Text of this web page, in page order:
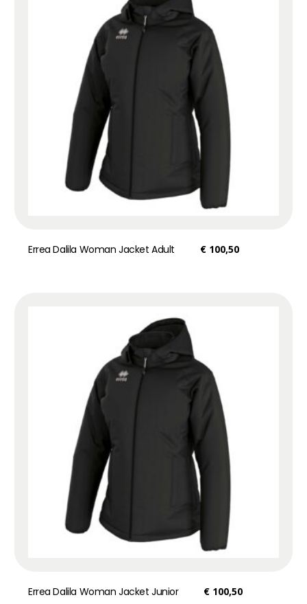
Errea Dalila Woman Jacket Adult €100,50
Errea Dalila Woman Jacket Junior € 100,50